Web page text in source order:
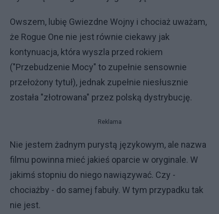
Owszem, lubię Gwiezdne Wojny i chociaż uważam,
że Rogue One nie jest równie ciekawy jak
kontynuacja, która wyszla przed rokiem
("Przebudzenie Mocy" to zupełnie sensownie
przełożony tytuł), jednak zupełnie niesłusznie
została "złotrowana" przez polską dystrybucję.
Reklama
Nie jestem żadnym purystą językowym, ale nazwa
filmu powinna mieć jakieś oparcie w oryginale. W
jakimś stopniu do niego nawiązywać. Czy -
chociażby - do samej fabuły. W tym przypadku tak
nie jest.